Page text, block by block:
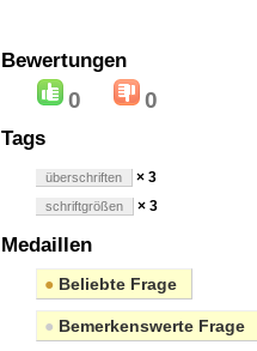
Bewertungen
0 0
Tags
überschriften × 3
schriftgrößen × 3
Medaillen
● Beliebte Frage
● Bemerkenswerte Frage